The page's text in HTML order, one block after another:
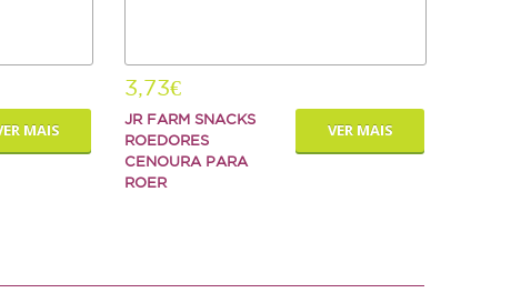
MAIS
3,73€
JR FARM SNACKS
ROEDORES
CENOURA PARA
ROER
VER MAIS